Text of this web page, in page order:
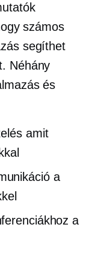
számos
segíthet
Néhány
és
amit
a
a